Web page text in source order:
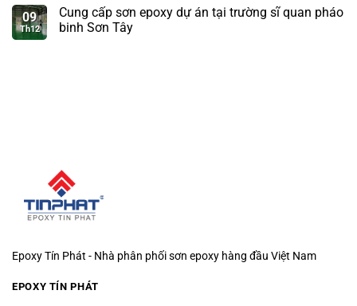
09
Th12
Cung cấp sơn epoxy dự án tại trường sĩ quan pháo
binh Sơn Tây
Epoxy Tín Phát - Nhà phân phối sơn epoxy hàng đầu Việt Nam
EPOXY TÍN PHÁT